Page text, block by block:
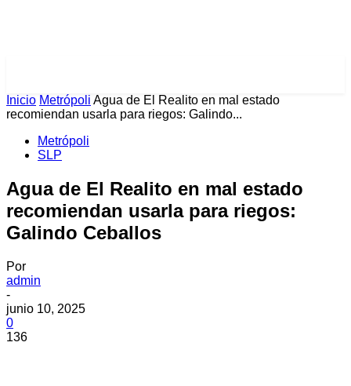
Inicio Metrópoli Agua de El Realito en mal estado
recomiendan usarla para riegos: Galindo...
Metrópoli
SLP
Agua de El Realito en mal estado
recomiendan usarla para riegos:
Galindo Ceballos
Por
admin
-
junio 10, 2025
0
136